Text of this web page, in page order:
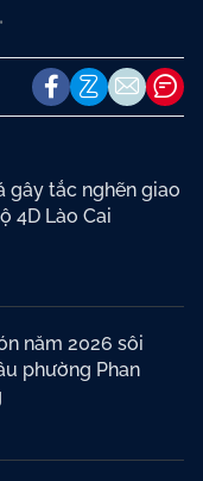
gây tắc nghẽn giao
4D Lào Cai
năm 2026 sôi
phường Phan